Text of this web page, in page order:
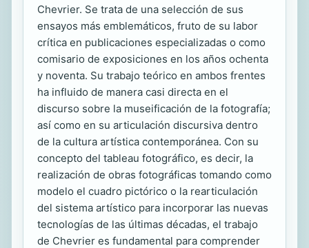
Chevrier. Se trata de una selección de sus
ensayos más emblemáticos, fruto de su labor
crítica en publicaciones especializadas o como
comisario de exposiciones en los años ochenta
y noventa. Su trabajo teórico en ambos frentes
ha influido de manera casi directa en el
discurso sobre la museificación de la fotografía;
así como en su articulación discursiva dentro
de la cultura artística contemporánea. Con su
concepto del tableau fotográfico, es decir, la
realización de obras fotográficas tomando como
modelo el cuadro pictórico o la rearticulación
del sistema artístico para incorporar las nuevas
tecnologías de las últimas décadas, el trabajo
de Chevrier es fundamental para comprender